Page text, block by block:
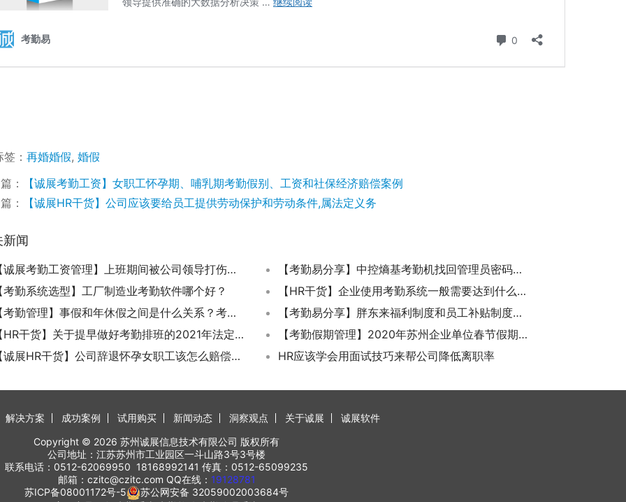
： 再婚婚假, 婚假
：
【诚展考勤工资】女职工怀孕期、哺乳期考勤假别、工资和社保经济赔偿案例
：
【诚展HR干货】公司应该要给员工提供劳动保护和劳动条件,属法定义务
新闻
【诚展考勤工资管理】上班期间被公司领导打伤导致的缺勤休假工资怎么发放？
【考勤易分享】中控熵基考勤机找回管理员密码申请时申请表一定要盖公司公章吗？
考勤系统选型】工厂制造业考勤软件哪个好？
【HR干货】企业使用考勤系统一般需要达到什么目的和需要哪些功能？
【考勤管理】事假和年休假之间是什么关系？考勤请假制度咨询
【考勤易分享】胖东来福利制度和员工补贴制度分享
【HR干货】关于提早做好考勤排班的2021年法定假日休假安排
【考勤假期管理】2020年苏州企业单位春节假期延长多久？
【诚展HR干货】公司辞退怀孕女职工该怎么赔偿维权？
HR应该学会用面试技巧来帮公司降低离职率
解决方案 成功案例 试用购买 新闻动态 洞察观点 关于诚展
诚展软件
Copyright © 2026 苏州诚展信息技术有限公司 版权所有
公司地址：江苏苏州市工业园区一斗山路3号3号楼
联系电话：0512-62069950 18168992141 传真：0512-65099235
邮箱：czitc@czitc.com QQ在线： 19128781
苏ICP备08001172号-5
苏公网安备 32059002003684号